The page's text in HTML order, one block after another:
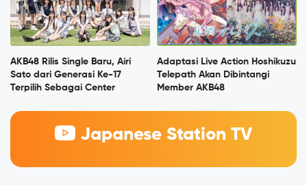
AKB48 Rilis Single Baru, Airi
Sato dari Generasi Ke-17
Terpilih Sebagai Center
Adaptasi Live Action Hoshikuzu
Telepath Akan Dibintangi
Member AKB48
Japanese Station TV